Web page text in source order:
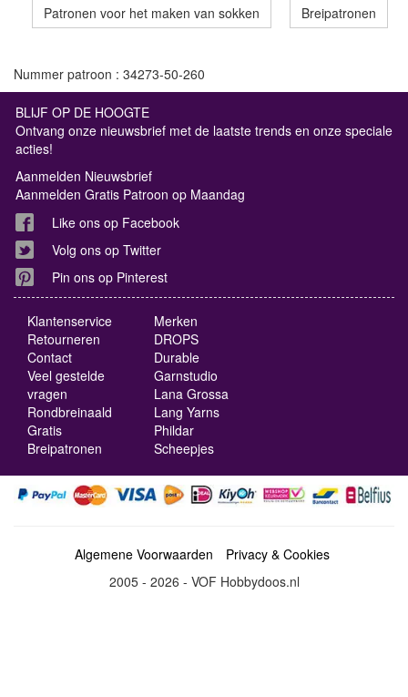
Patronen voor het maken van sokken
Breipatronen
Nummer patroon : 34273-50-260
BLIJF OP DE HOOGTE
Ontvang onze nieuwsbrief met de laatste trends en onze speciale
acties!
Aanmelden Nieuwsbrief
Aanmelden Gratis Patroon op Maandag
Like ons op Facebook
Volg ons op Twitter
Pin ons op Pinterest
Klantenservice
Retourneren
Contact
Veel gestelde
vragen
Rondbreinaald
Gratis
Breipatronen
Merken
DROPS
Durable
Garnstudio
Lana Grossa
Lang Yarns
Phildar
Scheepjes
Algemene Voorwaarden
Privacy & Cookies
2005 - 2026 - VOF Hobbydoos.nl